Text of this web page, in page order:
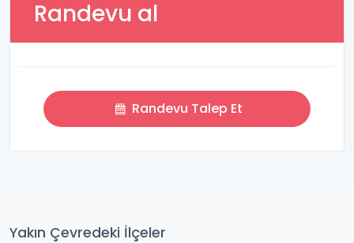
Randevu al
Randevu Talep Et
Yakın Çevredeki İlçeler